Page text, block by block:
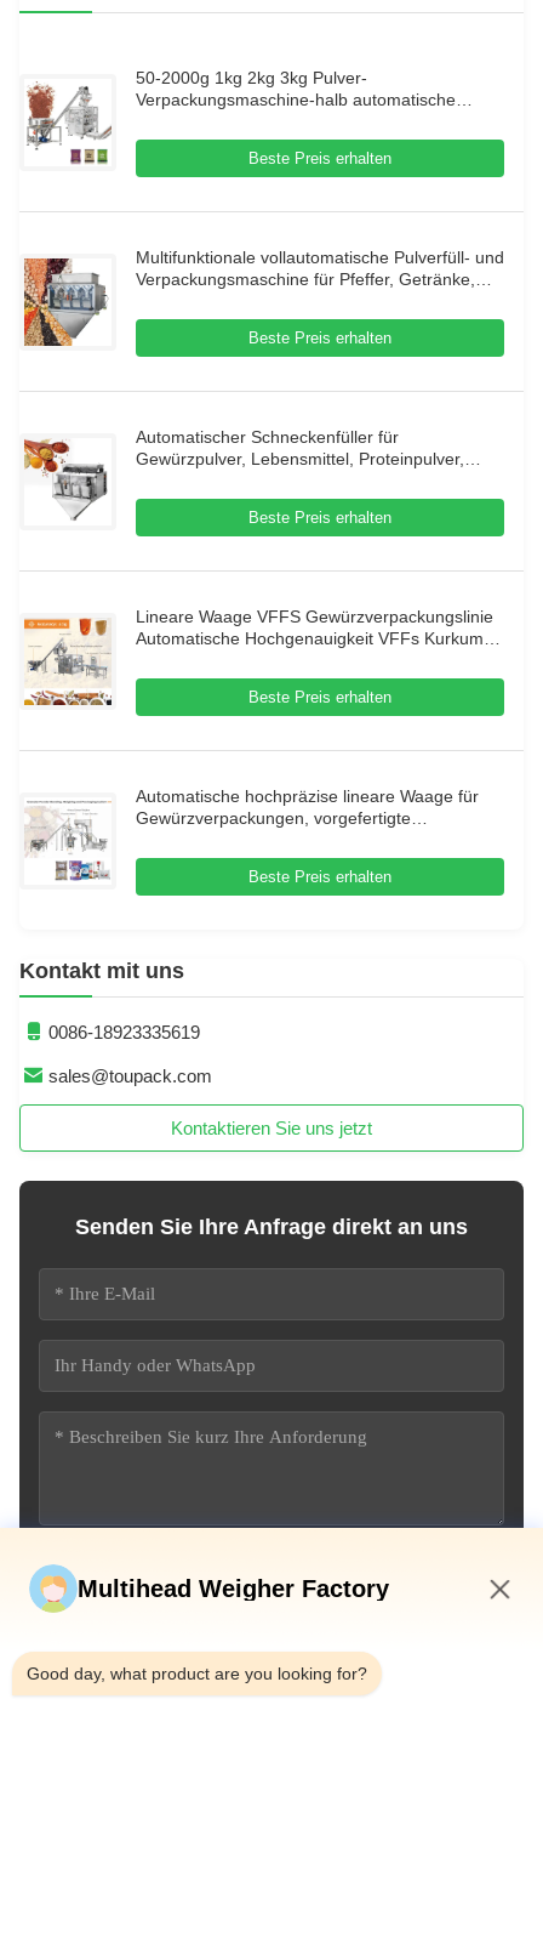
50-2000g 1kg 2kg 3kg Pulver-
Verpackungsmaschine-halb automatische
Beste Preis erhalten
Multifunktionale vollautomatische Pulverfüll- und
Verpackungsmaschine für Pfeffer, Getränke,
Beste Preis erhalten
Automatischer Schneckenfüller für
Gewürzpulver, Lebensmittel, Proteinpulver,
Verpackungsmaschine für vorgefertigte Beutel
Beste Preis erhalten
Lineare Waage VFFS Gewürzverpackungslinie
Automatische Hochgenauigkeit VFFs Kurkuma
Verpackung Füllung Versiegelung Mischbeutel
Beste Preis erhalten
Automatische hochpräzise lineare Waage für
Gewürzverpackungen, vorgefertigte
Beste Preis erhalten
Kontakt mit uns
0086-18923335619
sales@toupack.com
Kontaktieren Sie uns jetzt
Senden Sie Ihre Anfrage direkt an uns
Multihead Weigher Factory
Good day, what product are you looking for?